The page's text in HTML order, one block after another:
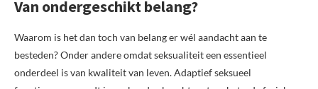
Van ondergeschikt belang?
Waarom is het dan toch van belang er wél aandacht aan te
besteden? Onder andere omdat seksualiteit een essentieel
onderdeel is van kwaliteit van leven. Adaptief seksueel